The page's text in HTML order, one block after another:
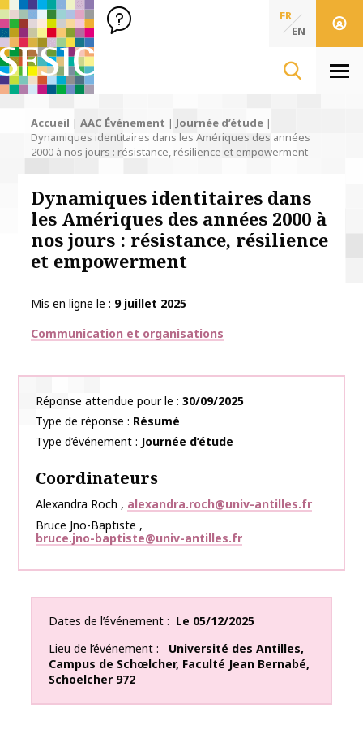
SFSIC Société Française des Sciences de l'Information & de
Société Française des Sciences
de l'Information
FR
EN
Accueil | AAC Événement | Journée d’étude |
Dynamiques identitaires dans les Amériques des années
2000 à nos jours : résistance, résilience et empowerment
Dynamiques identitaires dans
les Amériques des années 2000 à
nos jours : résistance, résilience
et empowerment
Mis en ligne le
9 juillet 2025
Thématiques
Communication et organisations
Réponse attendue pour le
30/09/2025
Type de réponse
Résumé
Type d’événement
Journée d’étude
Coordinateurs
Alexandra Roch , alexandra.roch@univ-antilles.fr
Bruce Jno-Baptiste ,
bruce.jno-baptiste@univ-antilles.fr
Dates de l’événement Le 05/12/2025
Lieu de l’événement
Université des Antilles,
Campus de Schœlcher, Faculté Jean Bernabé,
Schoelcher 972